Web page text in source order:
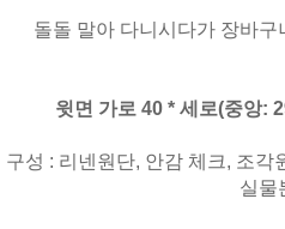
돌돌 말아 다니시다가 장바
윗면 가로 40 * 세로(중앙:
구성 : 리넨원단, 안감 체크, 조각
실물